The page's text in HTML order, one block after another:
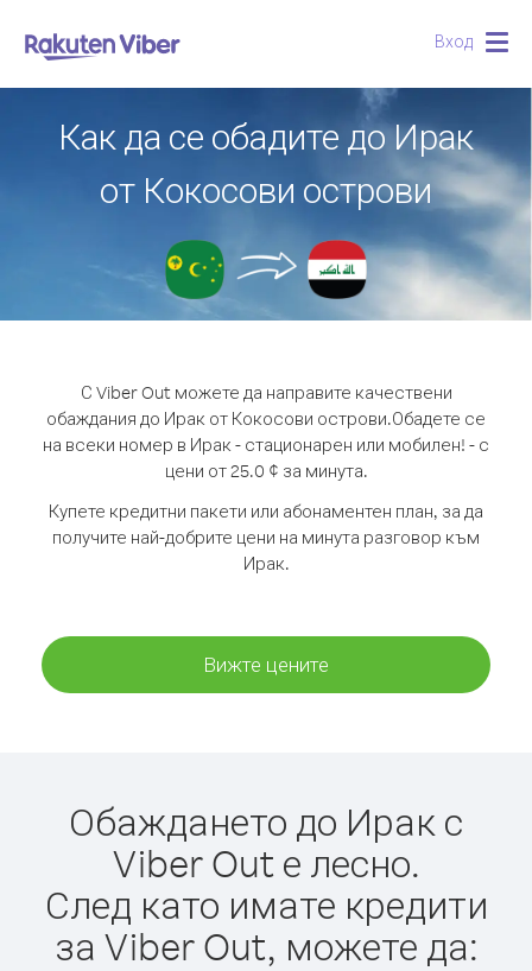
Вход
Как да се обадите до Ирак
от Кокосови острови
С Viber Out можете да направите качествени
обаждания до Ирак от Кокосови острови.Обадете се
на всеки номер в Ирак - стационарен или мобилен! - с
цени от 25.0 ¢ за минута.
Купете кредитни пакети или абонаментен план, за да
получите най-добрите цени на минута разговор към
Ирак.
Вижте цените
Обаждането до Ирак с
Viber Out е лесно.
След като имате кредити
за Viber Out, можете да: